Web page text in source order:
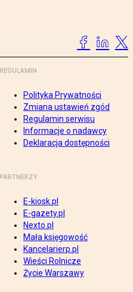
REGULAMIN
Polityka Prywatności
Zmiana ustawień zgód
Regulamin serwisu
Informacje o nadawcy
Deklaracja dostępności
PARTNERZY
E-kiosk.pl
E-gazety.pl
Nexto.pl
Mała księgowość
Kancelarierp.pl
Wieści Rolnicze
Życie Warszawy